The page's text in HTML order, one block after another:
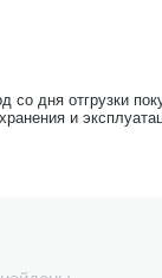
со дня отгрузки
и